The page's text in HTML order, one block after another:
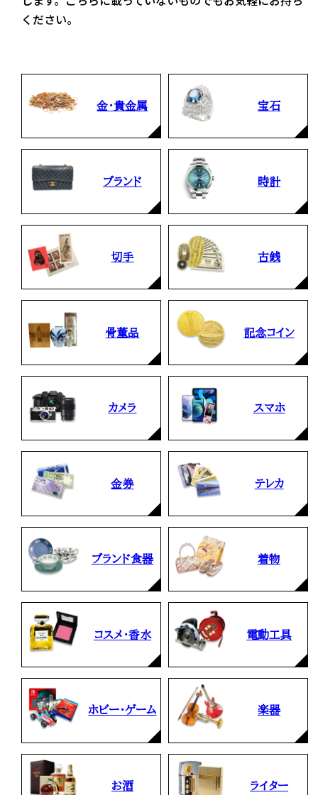
ください。
金・貴金属 宝石
ブランド 時計
切手 古銭
骨董品 記念コイン
カメラ スマホ
金券 テレカ
ブランド食器 着物
コスメ・香水 電動工具
ホビー・ゲーム 楽器
お酒 ライター